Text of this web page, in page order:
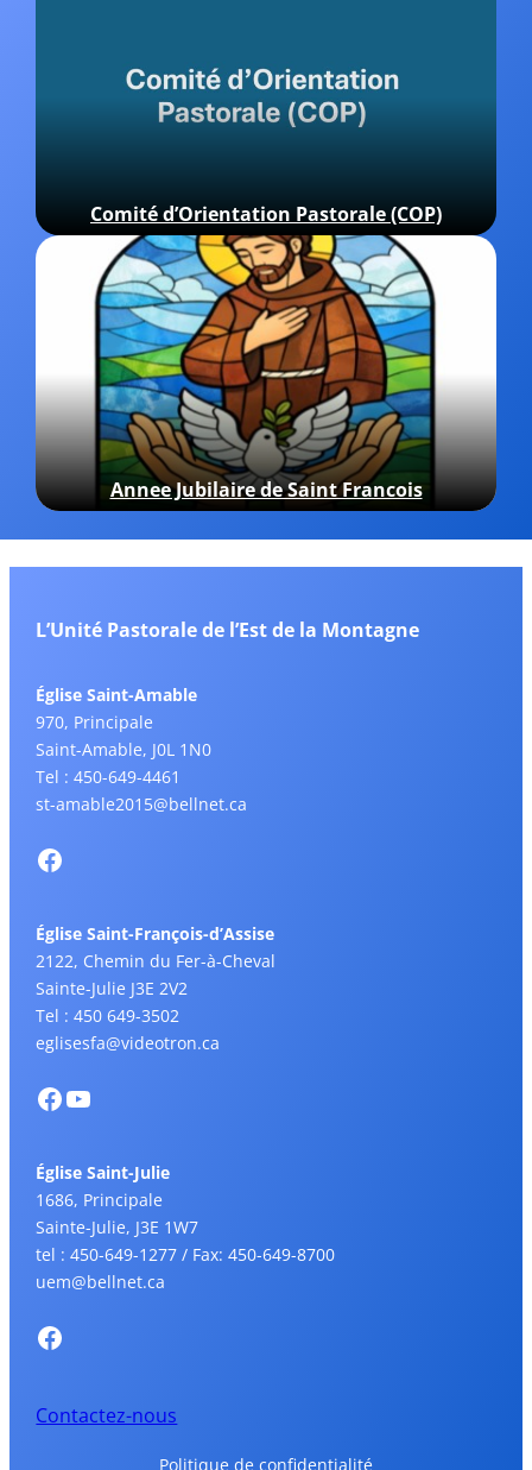
Comité d’Orientation Pastorale (COP)
Annee Jubilaire de Saint Francois
L’Unité Pastorale de l’Est de la Montagne
Église Saint-Amable
970, Principale
Saint-Amable, J0L 1N0
Tel : 450-649-4461
st-amable2015@bellnet.ca
Église Saint-François-d’Assise
2122, Chemin du Fer-à-Cheval
Sainte-Julie J3E 2V2
Tel : 450 649-3502
eglisesfa@videotron.ca
Église Saint-Julie
1686, Principale
Sainte-Julie, J3E 1W7
tel : 450-649-1277 / Fax: 450-649-8700
uem@bellnet.ca
Contactez-nous
Politique de confidentialité